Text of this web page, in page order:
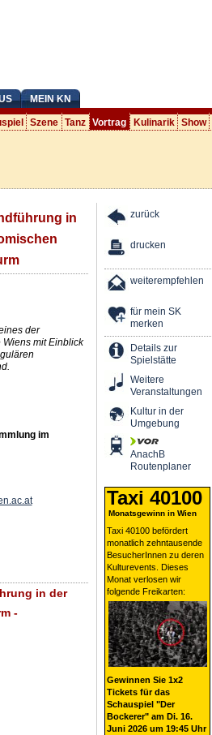
MEIN KN
Szene Tanz Vortrag Kulinarik Show
in
der
mit Einblick
im
in der
-
zurück
drucken
weiterempfehlen
für mein SK
merken
Details zur
Spielstätte
Weitere
Veranstaltungen
Kultur in der
Umgebung
AnachB
Routenplaner
Taxi 40100
Monatsgewinn in Wien
Taxi 40100 befördert
monatlich zehntausende
BesucherInnen zu deren
Kulturevents. Dieses
Monat verlosen wir
folgende Freikarten:
Gewinnen Sie 1x2
Tickets für das
Schauspiel "Der
Bockerer" am Di. 16.
Juni 2026 um 19:45 Uhr